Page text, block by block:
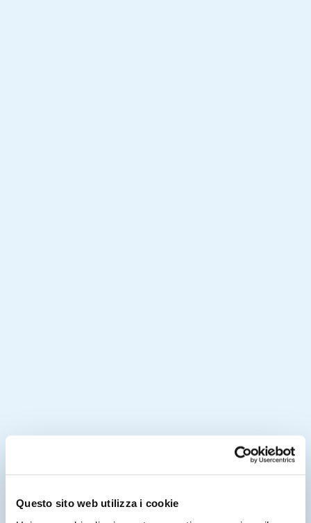
Questo sito web utilizza i cookie